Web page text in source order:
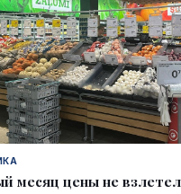
месяц цены не